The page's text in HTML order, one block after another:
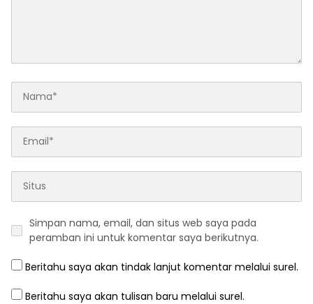
Simpan nama, email, dan situs web saya pada
peramban ini untuk komentar saya berikutnya.
Beritahu saya akan tindak lanjut komentar melalui surel.
Beritahu saya akan tulisan baru melalui surel.